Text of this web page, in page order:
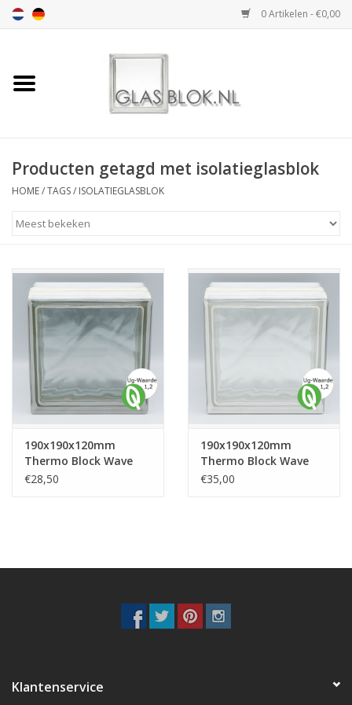
0 Artikelen - €0,00
Home
DESIGN COLLECTION
COLLECTION
VERWERKING
AFMETING
Breezeblock
Assortiment
FAQ
Producten getagd met isolatieglasblok
HOME/TAGS/ ISOLATIEGLASBLOK
190x190x120mm
Thermo Block Wave
€28,50
190x190x120mm
Thermo Block Wave
Sahara
€35,00
Klantenservice